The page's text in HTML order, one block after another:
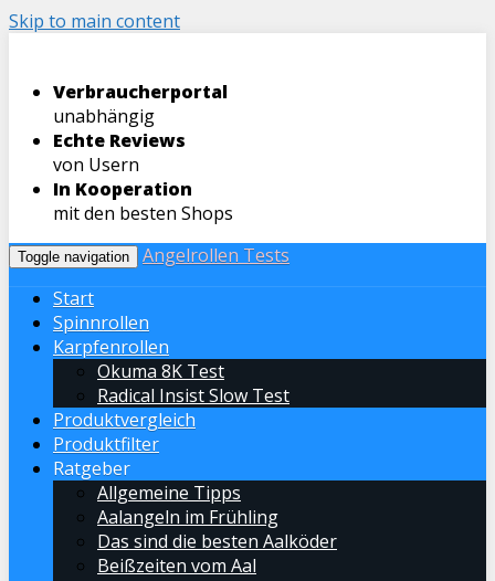
Skip to main content
Verbraucherportal
unabhängig
Echte Reviews
von Usern
In Kooperation
mit den besten Shops
Toggle navigation
Angelrollen Tests
Start
Spinnrollen
Karpfenrollen
Okuma 8K Test
Radical Insist Slow Test
Produktvergleich
Produktfilter
Ratgeber
Allgemeine Tipps
Aalangeln im Frühling
Das sind die besten Aalköder
Beißzeiten vom Aal